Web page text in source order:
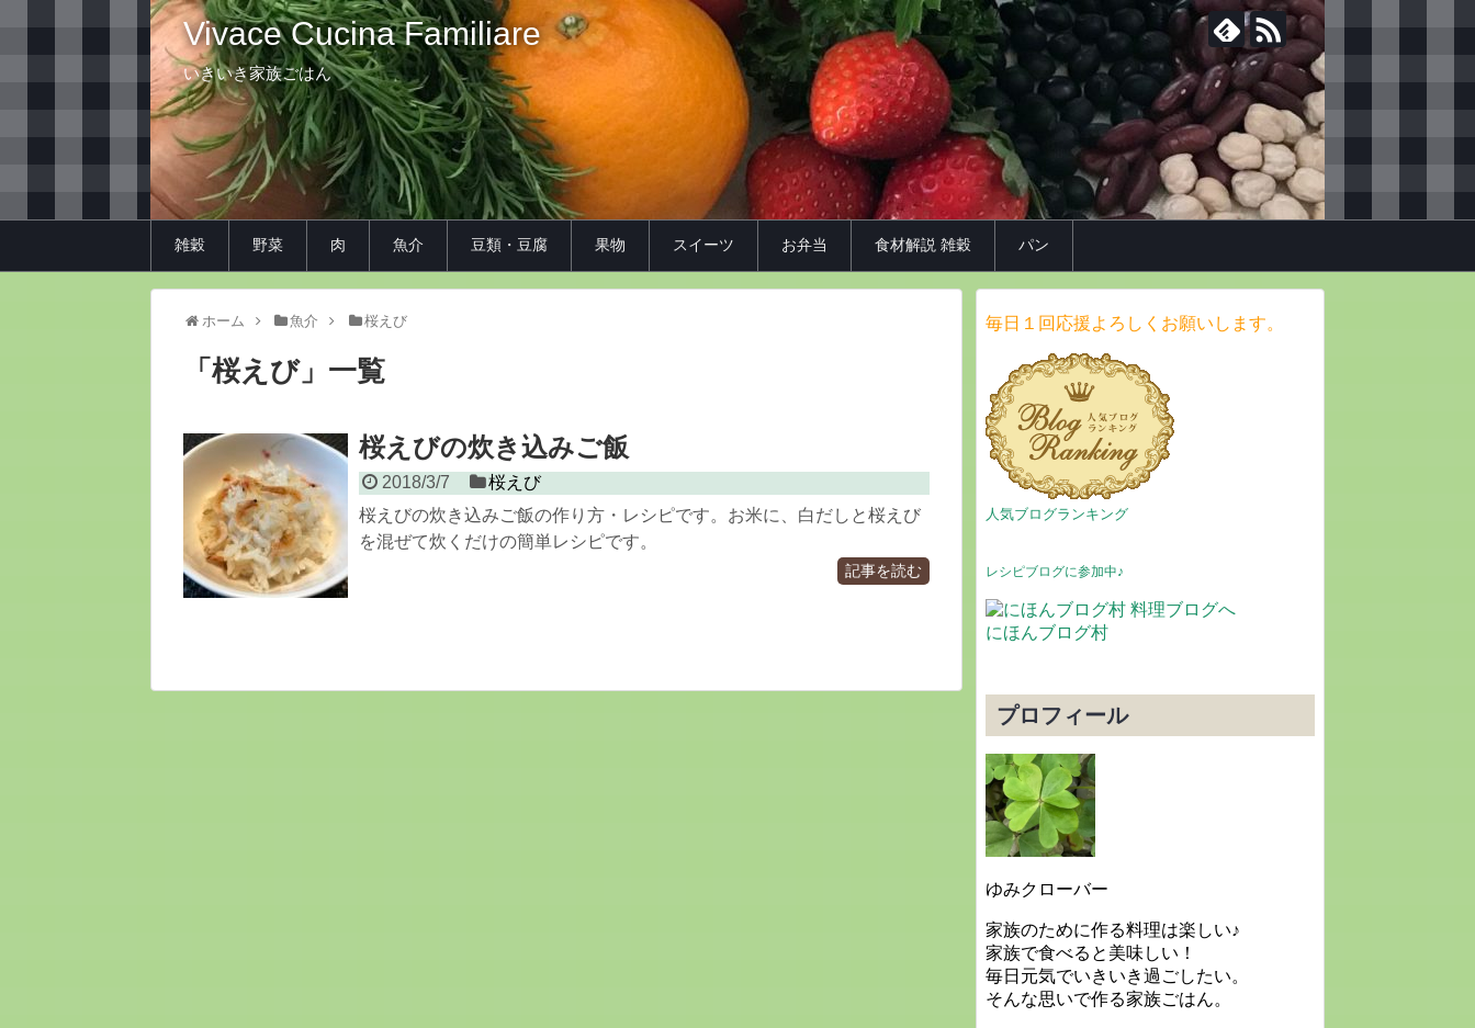
Vivace Cucina Familiare
いきいき家族ごはん
雑穀 野菜 肉 魚介 豆類・豆腐 果物 スイーツ お弁当 食材解説 雑穀 パン
ホーム 魚介 桜えび
「 桜えび」 一覧
桜えびの炊き込みご飯
2018/3/7
桜えび
桜えびの炊き込みご飯の作り方・レシピです。お米に、白だしと桜えび
を混ぜて炊くだけの簡単レシピです。
記事を読む
毎日１回応援よろしくお願いします。
人気ブログランキング
レシピブログに参加中♪
にほんブログ村
プロフィール
ゆみクローバー
家族のために作る料理は楽しい♪
家族で食べると美味しい！
毎日元気でいきいき過ごしたい。
そんな思いで作る家族ごはん。